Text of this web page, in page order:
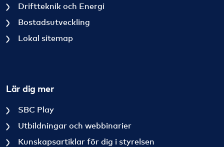
Driftteknik och Energi
Bostadsutveckling
Lokal sitemap
Lär dig mer
SBC Play
Utbildningar och webbinarier
Kunskapsartiklar för dig i styrelsen